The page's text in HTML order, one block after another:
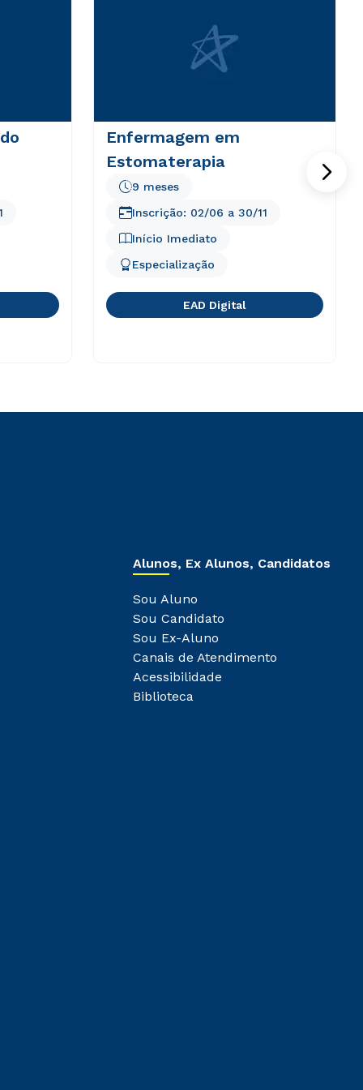
Enfermagem em
Estomaterapia
Início Imediato
9 meses
Especialização
Inscrição: 02/06 a 30/11
EAD Digital
Alunos, Ex Alunos, Candidatos
Sou Aluno
Sou Candidato
Sou Ex-Aluno
Canais de Atendimento
Acessibilidade
Biblioteca